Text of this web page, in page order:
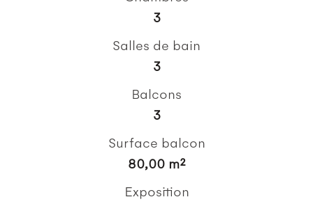
3
Salles de bain
3
Balcons
3
Surface balcon
80,00 m²
Exposition